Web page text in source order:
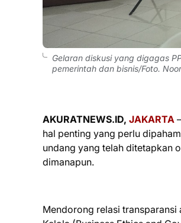
Gelaran diskusi yang digagas
pemerintah dan bisnis/Foto.
AKURATNEWS.ID, JAKARTA
hal penting yang perlu
undang yang telah ditetapkan
dimanapun.
Mendorong relasi transparansi